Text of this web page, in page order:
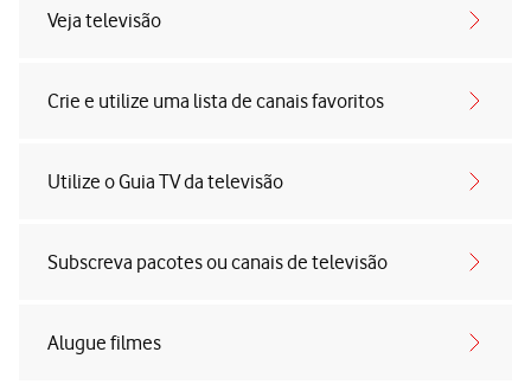
Veja televisão
Crie e utilize uma lista de canais favoritos
Utilize o Guia TV da televisão
Subscreva pacotes ou canais de televisão
Alugue filmes